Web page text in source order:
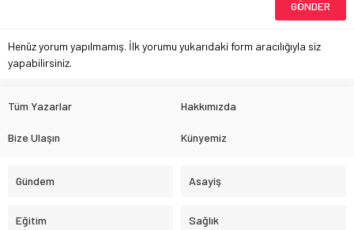
Henüz yorum yapılmamış. İlk yorumu yukarıdaki form aracılığıyla siz
yapabilirsiniz.
Tüm Yazarlar Hakkımızda
Bize Ulaşın Künyemiz
Gündem Asayiş
Eğitim Sağlık